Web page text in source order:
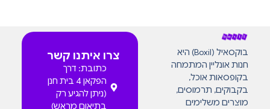
בוקסאיל (Boxil) היא
חנות אונליין המתמחה
בקופסאות אוכל,
בקבוקים, תרמוסים,
מוצרים משלימים
צרו איתנו קשר
כתובת: דרך
הפקאן 4 בית חנן
(ניתן להגיע רק
בתיאום מראש)